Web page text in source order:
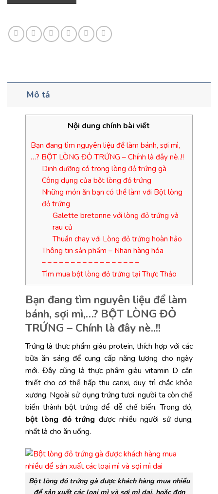
Mô tả
Nội dung chính bài viết
Bạn đang tìm nguyên liệu để làm bánh, sợi mì,
…? BỘT LÒNG ĐỎ TRỨNG – Chính là đây nè..!!
Dinh dưỡng có trong lòng đỏ trứng gà
Công dụng của bột lòng đỏ trứng
Những món ăn bạn có thể làm với Bột lòng
đỏ trứng
Galette bretonne với lòng đỏ trứng và
rau củ
Thuần chay với Lòng đỏ trứng hoàn hảo
Thông tin sản phẩm – Nhãn hàng hóa
– – – – – – – – – – – – – – – – –
Tìm mua bột lòng đỏ trứng tại Thực Thảo
Bạn đang tìm nguyên liệu để làm
bánh, sợi mì,…? BỘT LÒNG ĐỎ
TRỨNG – Chính là đây nè..!!
Trứng là thực phẩm giàu protein, thích hợp với các
bữa ăn sáng để cung cấp năng lượng cho ngày
mới. Đây cũng là thực phẩm giàu vitamin D cần
thiết cho cơ thể hấp thu canxi, duy trì chắc khỏe
xương. Ngoài sử dụng trứng tươi, người ta còn chế
biến thành bột trứng để dễ chế biến. Trong đó,
bột lòng đỏ trứng được nhiều người sử dụng,
nhất là cho ăn uống.
Bột lòng đỏ trứng gà được khách hàng mua nhiều
để sản xuất các loại mì và sợi mì dai, hoặc đơn